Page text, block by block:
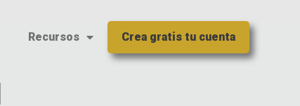
Recursos Crea gratis tu cuenta